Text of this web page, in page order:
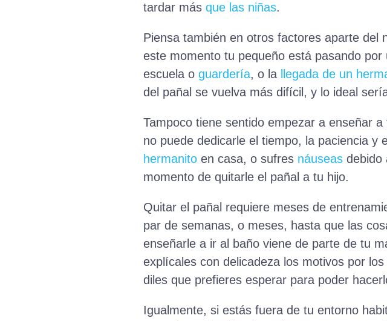
tardar más que las niñas.
Piensa también en otros factores aparte del
este momento tu pequeño está pasando
escuela o guardería, o la llegada de un
del pañal se vuelva más difícil, y lo ideal
Tampoco tiene sentido empezar a enseñar
no puede dedicarle el tiempo, la paciencia y
hermanito en casa, o sufres náuseas debido
momento de quitarle el pañal a tu hijo.
Quitar el pañal requiere meses de
par de semanas, o meses, hasta que las
enseñarle a ir al baño viene de parte de tu
explícales con delicadeza los motivos por
diles que prefieres esperar para poder
Igualmente, si estás fuera de tu entorno